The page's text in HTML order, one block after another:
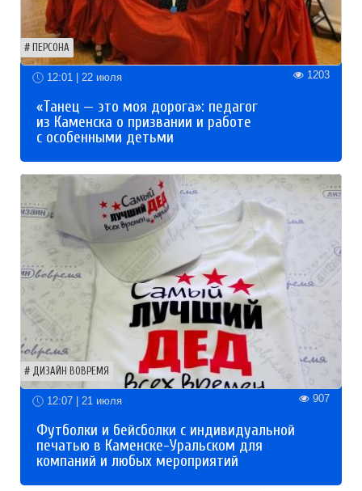
ПЕРСОНА
12:01 | 22 июля 1203
«Танец — это моя дорога»: педагог
из Каменска о призвании и работе
с особенными детьми
ДИЗАЙН ВОВРЕМЯ
12:07 | 21 июля 907
Футболки и бейсболки с индивидуальной
печатью в Каменске-Уральском для
компаний и любых мероприятий